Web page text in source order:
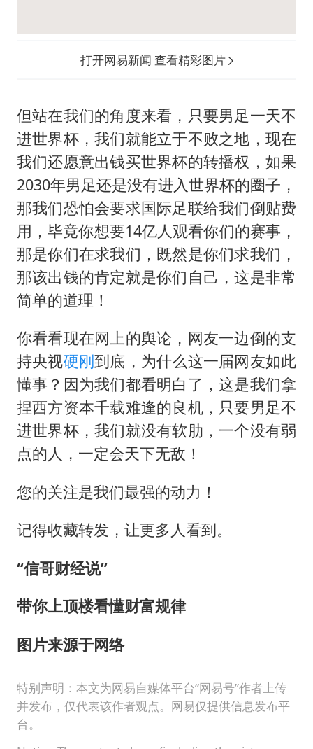
打开网易新闻 查看精彩图片
但站在我们的角度来看，只要男足一天不
进世界杯，我们就能立于不败之地，现在
我们还愿意出钱买世界杯的转播权，如果
2030年男足还是没有进入世界杯的圈子，
那我们恐怕会要求国际足联给我们倒贴费
用，毕竟你想要14亿人观看你们的赛事，
那是你们在求我们，既然是你们求我们，
那该出钱的肯定就是你们自己，这是非常
简单的道理！
你看看现在网上的舆论，网友一边倒的支
持央视硬刚到底，为什么这一届网友如此
懂事？因为我们都看明白了，这是我们拿
捏西方资本千载难逢的良机，只要男足不
进世界杯，我们就没有软肋，一个没有弱
点的人，一定会天下无敌！
您的关注是我们最强的动力！
记得收藏转发，让更多人看到。
“信哥财经说”
带你上顶楼看懂财富规律
图片来源于网络
特别声明：本文为网易自媒体平台“网易号”作者上传
并发布，仅代表该作者观点。网易仅提供信息发布平
台。